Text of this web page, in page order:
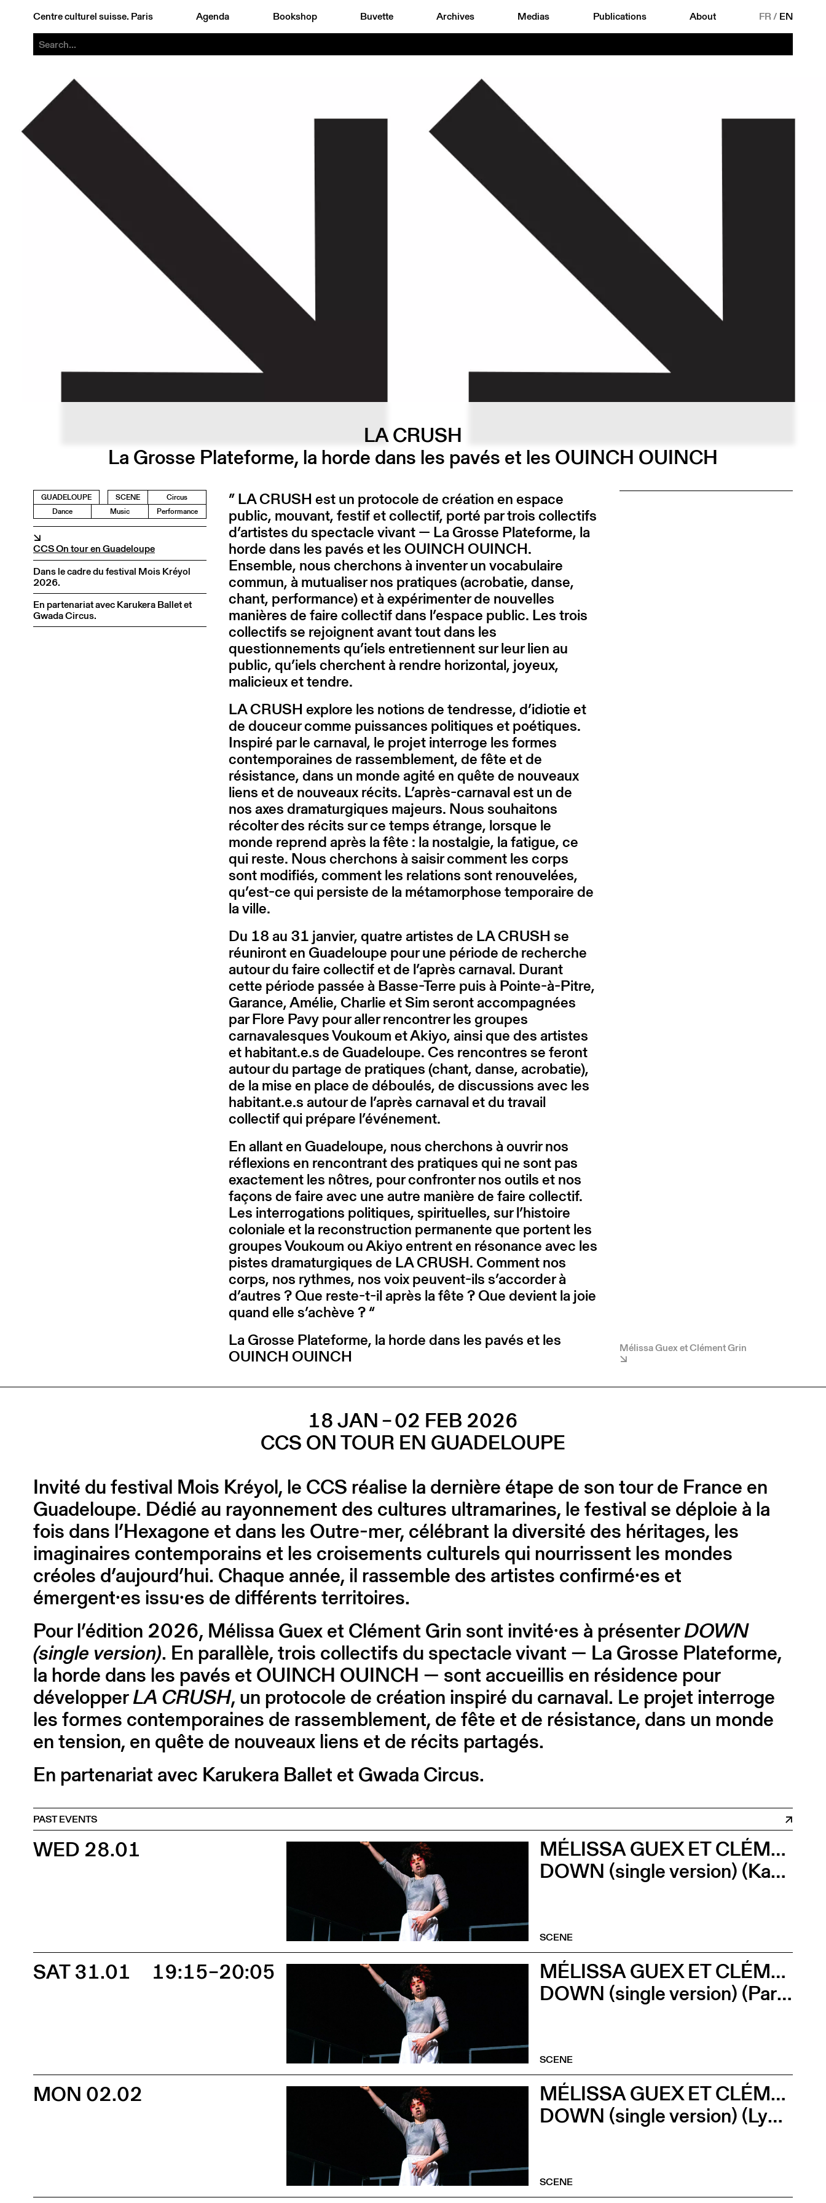
Centre culturel suisse. Paris Agenda Bookshop Buvette Archives Medias Publications About FR/ EN
LA CRUSH
La Grosse Plateforme, la horde dans les pavés et les OUINCH OUINCH
GUADELOUPE SCENE
Circus
Dance
Music Performance
↘
CCS On tour en Guadeloupe
Dans le cadre du festival Mois Kréyol
2026.
En partenariat avec Karukera Ballet et
Gwada Circus.
” LA CRUSH est un protocole de création en espace
public, mouvant, festif et collectif, porté par trois collectifs
d’artistes du spectacle vivant — La Grosse Plateforme, la
horde dans les pavés et les OUINCH OUINCH.
Ensemble, nous cherchons à inventer un vocabulaire
commun, à mutualiser nos pratiques (acrobatie, danse,
chant, performance) et à expérimenter de nouvelles
manières de faire collectif dans l’espace public. Les trois
collectifs se rejoignent avant tout dans les
questionnements qu’iels entretiennent sur leur lien au
public, qu’iels cherchent à rendre horizontal, joyeux,
malicieux et tendre.
LA CRUSH explore les notions de tendresse, d’idiotie et
de douceur comme puissances politiques et poétiques.
Inspiré par le carnaval, le projet interroge les formes
contemporaines de rassemblement, de fête et de
résistance, dans un monde agité en quête de nouveaux
liens et de nouveaux récits. L’après-carnaval est un de
nos axes dramaturgiques majeurs. Nous souhaitons
récolter des récits sur ce temps étrange, lorsque le
monde reprend après la fête : la nostalgie, la fatigue, ce
qui reste. Nous cherchons à saisir comment les corps
sont modifiés, comment les relations sont renouvelées,
qu’est-ce qui persiste de la métamorphose temporaire de
la ville.
Du 18 au 31 janvier, quatre artistes de LA CRUSH se
réuniront en Guadeloupe pour une période de recherche
autour du faire collectif et de l’après carnaval. Durant
cette période passée à Basse-Terre puis à Pointe-à-Pitre,
Garance, Amélie, Charlie et Sim seront accompagnées
par Flore Pavy pour aller rencontrer les groupes
carnavalesques Voukoum et Akiyo, ainsi que des artistes
et habitant.e.s de Guadeloupe. Ces rencontres se feront
autour du partage de pratiques (chant, danse, acrobatie),
de la mise en place de déboulés, de discussions avec les
habitant.e.s autour de l’après carnaval et du travail
collectif qui prépare l’événement.
En allant en Guadeloupe, nous cherchons à ouvrir nos
réflexions en rencontrant des pratiques qui ne sont pas
exactement les nôtres, pour confronter nos outils et nos
façons de faire avec une autre manière de faire collectif.
Les interrogations politiques, spirituelles, sur l’histoire
coloniale et la reconstruction permanente que portent les
groupes Voukoum ou Akiyo entrent en résonance avec les
pistes dramaturgiques de LA CRUSH. Comment nos
corps, nos rythmes, nos voix peuvent-ils s’accorder à
d’autres ? Que reste-t-il après la fête ? Que devient la joie
quand elle s’achève ? “
La Grosse Plateforme, la horde dans les pavés et les
OUINCH OUINCH
Mélissa Guex et Clément Grin
18 JAN – 02 FEB 2026
CCS ON TOUR EN GUADELOUPE
Invité du festival Mois Kréyol, le CCS réalise la dernière étape de son tour de France en
Guadeloupe. Dédié au rayonnement des cultures ultramarines, le festival se déploie à la
fois dans l’Hexagone et dans les Outre-mer, célébrant la diversité des héritages, les
imaginaires contemporains et les croisements culturels qui nourrissent les mondes
créoles d’aujourd’hui. Chaque année, il rassemble des artistes confirmé·es et
émergent·es issu·es de différents territoires.
Pour l’édition 2026, Mélissa Guex et Clément Grin sont invité·es à présenterDOWN
(single version). En parallèle, trois collectifs du spectacle vivant — La Grosse Plateforme,
la horde dans les pavés et OUINCH OUINCH — sont accueillis en résidence pour
développerLA CRUSH, un protocole de création inspiré du carnaval. Le projet interroge
les formes contemporaines de rassemblement, de fête et de résistance, dans un monde
en tension, en quête de nouveaux liens et de récits partagés.
En partenariat avec Karukera Ballet et Gwada Circus.
PAST EVENTS
WED 28.01
MÉLISSA GUEX ET CLÉMENT GRIN
DOWN (single version) (Karukera Ballet)
SCENE
SAT 31.01 19:15–20:05
MÉLISSA GUEX ET CLÉMENT GRIN
DOWN (single version) (Parvis de l’Artchipel)
SCENE
MON 02.02
MÉLISSA GUEX ET CLÉMENT GRIN
DOWN (single version) (Lycée Gerville Réache)
SCENE